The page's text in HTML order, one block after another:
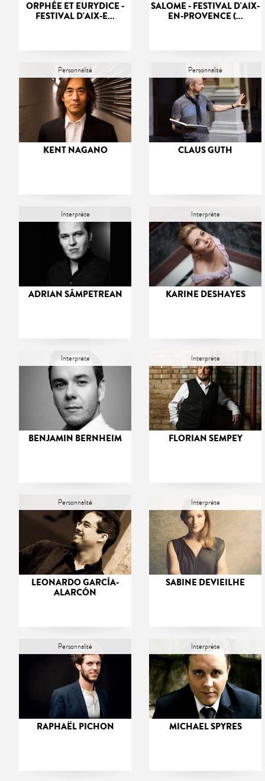
ORPHÉE ET EURYDICE -
FESTIVAL D'AIX-E...
SALOME - FESTIVAL D'AIX-
EN-PROVENCE (...
Personnalité
KENT NAGANO
Personnalité
CLAUS GUTH
Interprète
ADRIAN SÂMPETREAN
Interprète
KARINE DESHAYES
Interprète
BENJAMIN BERNHEIM
Interprète
FLORIAN SEMPEY
Personnalité
LEONARDO GARCÍA-
ALARCÓN
Interprète
SABINE DEVIEILHE
Personnalité
RAPHAËL PICHON
Interprète
MICHAEL SPYRES